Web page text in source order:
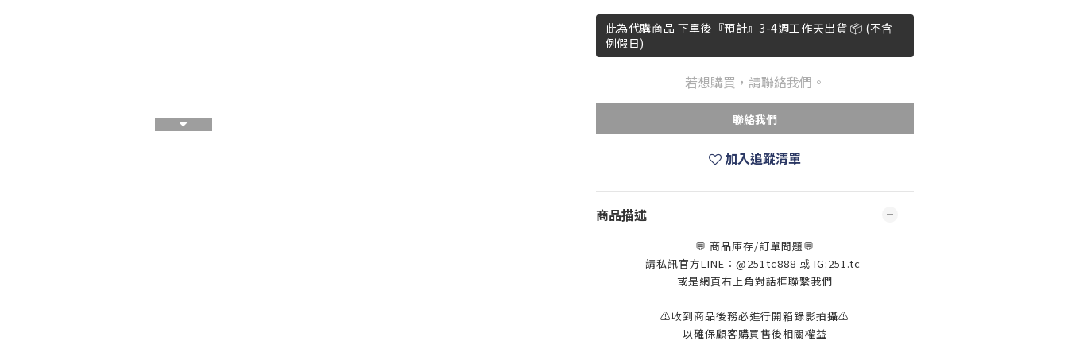
此為代購商品 下單後『預計』3-4週工作天出貨 📦 (不含
例假日)
若想購買，請聯絡我們。
聯絡我們
加入追蹤清單
商品描述
💬 商品庫存/訂單問題💬
請私訊官方LINE：@251tc888 或 IG:251.tc
或是網頁右上角對話框聯繫我們
⚠️收到商品後務必進行開箱錄影拍攝⚠️
以確保顧客購買售後相關權益